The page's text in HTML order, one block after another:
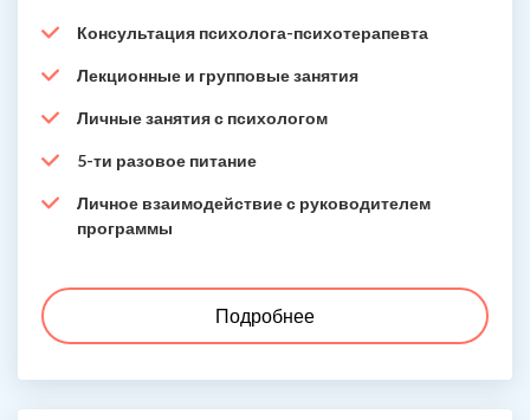
Консультация психолога-психотерапевта
Лекционные и групповые занятия
Личные занятия с психологом
5-ти разовое питание
Личное взаимодействие с руководителем
программы
Подробнее